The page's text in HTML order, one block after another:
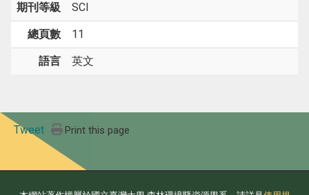
期刊等級 SCI
總頁數 11
語言 英文
Tweet Print this page